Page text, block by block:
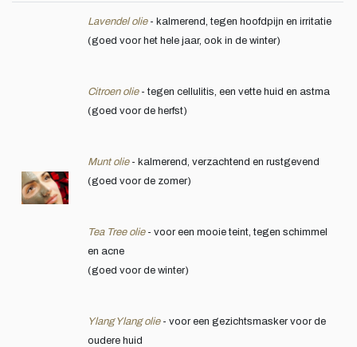
Lavendel olie- kalmerend, tegen hoofdpijn en irritatie
(goed voor het hele jaar, ook in de winter)
Citroen olie- tegen cellulitis, een vette huid en astma
(goed voor de herfst)
Munt olie- kalmerend, verzachtend en rustgevend
(goed voor de zomer)
Tea Tree olie- voor een mooie teint, tegen schimmel
en acne
(goed voor de winter)
Ylang Ylang olie- voor een gezichtsmasker voor de
oudere huid